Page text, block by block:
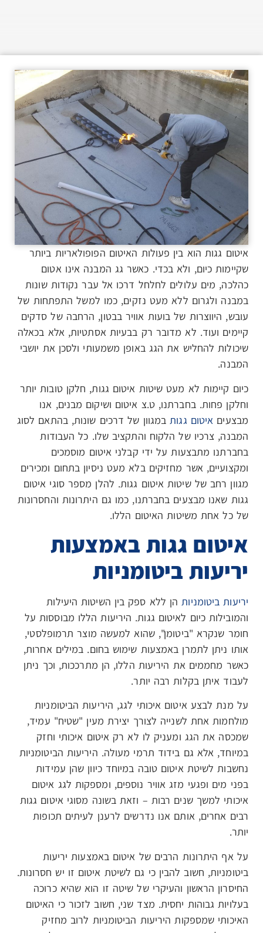
איטום גגות הוא בין פעולות האיטום הפופולאריות ביותר
שקיימות כיום, ולא בכדי. כאשר גג המבנה אינו אטום
כהלכה, מים עלולים לחלחל דרכו אל עבר נקודות שונות
במבנה ולגרום ללא מעט נזקים, כמו למשל התפתחות של
עובש, היווצרות של בועות אוויר בבטון, הרחבה של סדקים
קיימים ועוד. לא מדובר רק בבעיות אסתטיות, אלא בכאלה
שיכולות להחליש את הגג באופן משמעותי ולסכן את יושבי
המבנה.
כיום קיימות לא מעט שיטות איטום גגות, חלקן טובות יותר
וחלקן פחות. בחברתנו, ט.צ איטום ושיקום מבנים, אנו
מבצעים איטום גגותבמגוון של דרכים שונות, בהתאם לסוג
המבנה, צרכיו של הלקוח והתקציב שלו. כל העבודות
בחברתנו מתבצעות על ידי קבלני איטום מוסמכים
ומקצועיים, אשר מחזיקים בלא מעט ניסיון בתחום ומכירים
מגוון רחב של שיטות איטום גגות. להלן מספר סוגי איטום
גגות שאנו מבצעים בחברתנו, כמו גם היתרונות והחסרונות
של כל אחת משיטות האיטום הללו.
איטום גגות באמצעות
יריעות ביטומניות
יריעות ביטומניותהן ללא ספק בין השיטות היעילות
והמובילות כיום לאיטום גגות. היריעות הללו מבוססות על
חומר שנקרא "ביטומן", שהוא למעשה מוצר תרמופלסטי,
אותו ניתן לתמרן באמצעות שימוש בחום. במילים אחרות,
כאשר מחממים את היריעות הללו, הן מתרככות, וכך ניתן
לעבוד איתן בקלות רבה יותר.
על מנת לבצע איטום איכותי לגג, היריעות הביטומניות
מולחמות אחת לשנייה לצורך יצירת מעין "שטיח" עמיד,
שמכסה את הגג ומעניק לו לא רק איטום איכותי וחזק
במיוחד, אלא גם בידוד תרמי מעולה. היריעות הביטומניות
נחשבות לשיטת איטום טובה במיוחד כיוון שהן עמידות
בפני מים ופגעי מזג אוויר נוספים, ומספקות לגג איטום
איכותי למשך שנים רבות – וזאת בשונה מסוגי איטום גגות
רבים אחרים, אותם אנו נדרשים לרענן לעיתים תכופות
יותר.
על אף היתרונות הרבים של איטום באמצעות יריעות
ביטומניות, חשוב להבין כי גם לשיטת איטום זו יש חסרונות.
החיסרון הראשון והעיקרי של שיטה זו הוא שהיא כרוכה
בעלויות גבוהות יחסית. מצד שני, חשוב לזכור כי האיטום
האיכותי שמספקות היריעות הביטומניות לרוב מחזיק